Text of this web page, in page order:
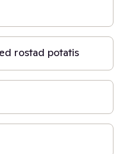
rostad potatis